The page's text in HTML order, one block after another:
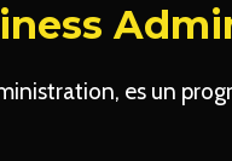
es un